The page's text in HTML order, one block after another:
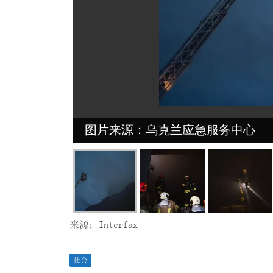
图片来源：乌克兰应急服务中心
来源：Interfax
社会